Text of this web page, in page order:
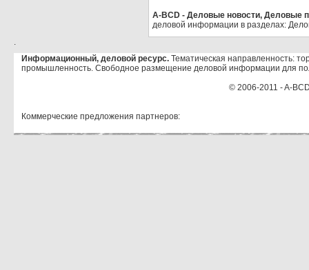
A-BCD - Деловые новости, Деловые
деловой информации в разделах:
.
Информационный, деловой ресурс. Тематическая направленность:
промышленность. Свободное размещение деловой информации для
© 2006-2011 - A-
Коммерческие предложения партнеров: